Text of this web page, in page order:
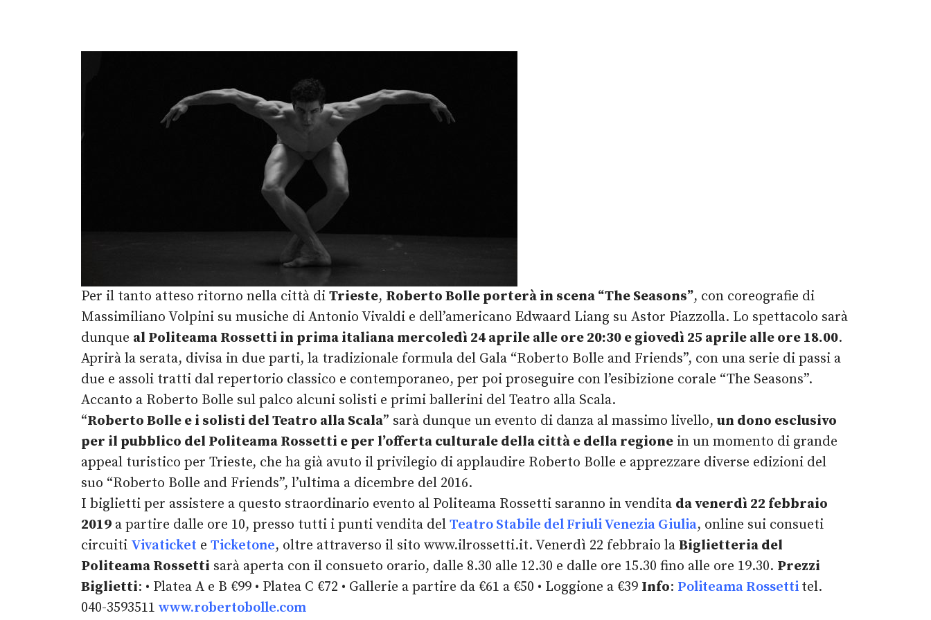
Per il tanto atteso ritorno nella città di Trieste, Roberto Bolle porterà in scena “The Seasons”, con coreografie di
Massimiliano Volpini su musiche di Antonio Vivaldi e dell’americano Edwaard Liang su Astor Piazzolla. Lo spettacolo sarà
dunque al Politeama Rossetti in prima italiana mercoledì 24 aprile alle ore 20:30 e giovedì 25 aprile alle ore 18.00.
Aprirà la serata, divisa in due parti, la tradizionale formula del Gala “Roberto Bolle and Friends”, con una serie di passi a
due e assoli tratti dal repertorio classico e contemporaneo, per poi proseguire con l’esibizione corale “The Seasons”.
Accanto a Roberto Bolle sul palco alcuni solisti e primi ballerini del Teatro alla Scala.
“Roberto Bolle e i solisti del Teatro alla Scala” sarà dunque un evento di danza al massimo livello, un dono esclusivo
per il pubblico del Politeama Rossetti e per l’offerta culturale della città e della regione in un momento di grande
appeal turistico per Trieste, che ha già avuto il privilegio di applaudire Roberto Bolle e apprezzare diverse edizioni del
suo “Roberto Bolle and Friends”, l’ultima a dicembre del 2016.
I biglietti per assistere a questo straordinario evento al Politeama Rossetti saranno in vendita da venerdì 22 febbraio
2019 a partire dalle ore 10, presso tutti i punti vendita del Teatro Stabile del Friuli Venezia Giulia, online sui consueti
circuiti Vivaticket e Ticketone, oltre attraverso il sito www.ilrossetti.it. Venerdì 22 febbraio la Biglietteria del
Politeama Rossetti sarà aperta con il consueto orario, dalle 8.30 alle 12.30 e dalle ore 15.30 fino alle ore 19.30. Prezzi
Biglietti: • Platea A e B €99 • Platea C €72 • Gallerie a partire da €61 a €50 • Loggione a €39 Info: Politeama Rossetti tel.
040-3593511 www.robertobolle.com